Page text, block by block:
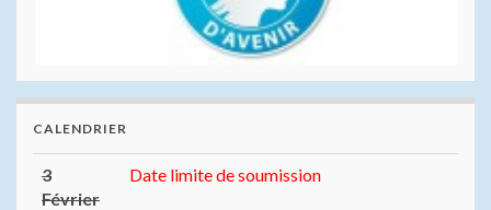
CALENDRIER
3
Février
Date limite de soumission